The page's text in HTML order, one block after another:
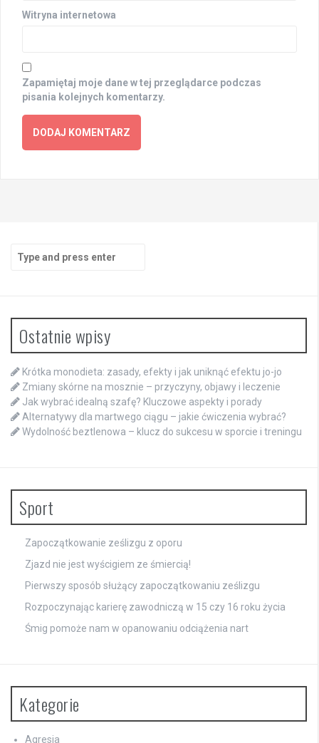
Witryna internetowa
Zapamiętaj moje dane w tej przeglądarce podczas
pisania kolejnych komentarzy.
Search
for:
Ostatnie wpisy
Krótka monodieta: zasady, efekty i jak uniknąć efektu jo-jo
Zmiany skórne na mosznie – przyczyny, objawy i leczenie
Jak wybrać idealną szafę? Kluczowe aspekty i porady
Alternatywy dla martwego ciągu – jakie ćwiczenia wybrać?
Wydolność beztlenowa – klucz do sukcesu w sporcie i treningu
Sport
Zapoczątkowanie ześlizgu z oporu
Zjazd nie jest wyścigiem ze śmiercią!
Pierwszy sposób służący zapoczątkowaniu ześlizgu
Rozpoczynając karierę zawodniczą w 15 czy 16 roku życia
Śmig pomoże nam w opanowaniu odciążenia nart
Kategorie
Agresja